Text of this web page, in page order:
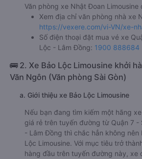
Văn phòng xe Nhật Đoan Limousine
Xem địa chỉ văn phòng nhà xe
https://vexere.com/vi-VN/xe-
Số điện thoại đặt mua vé xe
Lộc - Lâm Đồng: 1900 888684
🚌 2. Xe Bảo Lộc Limousine khởi
Văn Ngôn (Văn phòng Sài Gòn)
a. Giới thiệu xe Bảo Lộc Limousine
Nếu bạn đang tìm kiếm một hãng
giá rẻ trên tuyến đường từ Quận 7 -
- Lâm Đồng thì chắc hẳn không nên
Lộc Limousine. Với mục tiêu trở
hàng đầu trên tuyến đường này, xe